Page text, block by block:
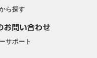
ら探す
サポート